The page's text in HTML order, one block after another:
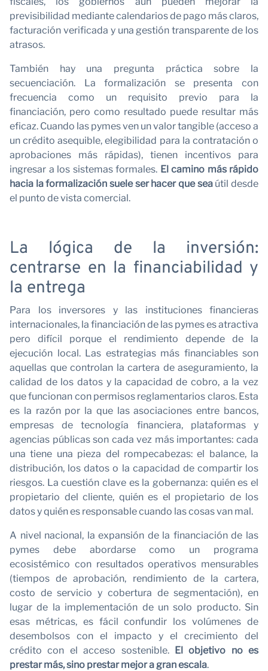
previsibilidad mediante calendarios de pago más claros,
facturación verificada y una gestión transparente de los
atrasos.
También hay una pregunta práctica sobre la
secuenciación. La formalización se presenta con
frecuencia como un requisito previo para la
financiación, pero como resultado puede resultar más
eficaz. Cuando las pymes ven un valor tangible (acceso a
un crédito asequible, elegibilidad para la contratación o
aprobaciones más rápidas), tienen incentivos para
ingresar a los sistemas formales. El camino más rápido
hacia la formalización suele ser hacer que seaútil desde
el punto de vista comercial.
La lógica de la inversión:
centrarse en la financiabilidad y
la entrega
Para los inversores y las instituciones financieras
internacionales, la financiación de las pymes es atractiva
pero difícil porque el rendimiento depende de la
ejecución local. Las estrategias más financiables son
aquellas que controlan la cartera de aseguramiento, la
calidad de los datos y la capacidad de cobro, a la vez
que funcionan con permisos reglamentarios claros. Esta
es la razón por la que las asociaciones entre bancos,
empresas de tecnología financiera, plataformas y
agencias públicas son cada vez más importantes: cada
una tiene una pieza del rompecabezas: el balance, la
distribución, los datos o la capacidad de compartir los
riesgos. La cuestión clave es la gobernanza: quién es el
propietario del cliente, quién es el propietario de los
datos y quién es responsable cuando las cosas van mal.
A nivel nacional, la expansión de la financiación de las
pymes debe abordarse como un programa
ecosistémico con resultados operativos mensurables
(tiempos de aprobación, rendimiento de la cartera,
costo de servicio y cobertura de segmentación), en
lugar de la implementación de un solo producto. Sin
esas métricas, es fácil confundir los volúmenes de
desembolsos con el impacto y el crecimiento del
crédito con el acceso sostenible. El objetivo no es
prestar más, sino prestar mejor a gran escala.